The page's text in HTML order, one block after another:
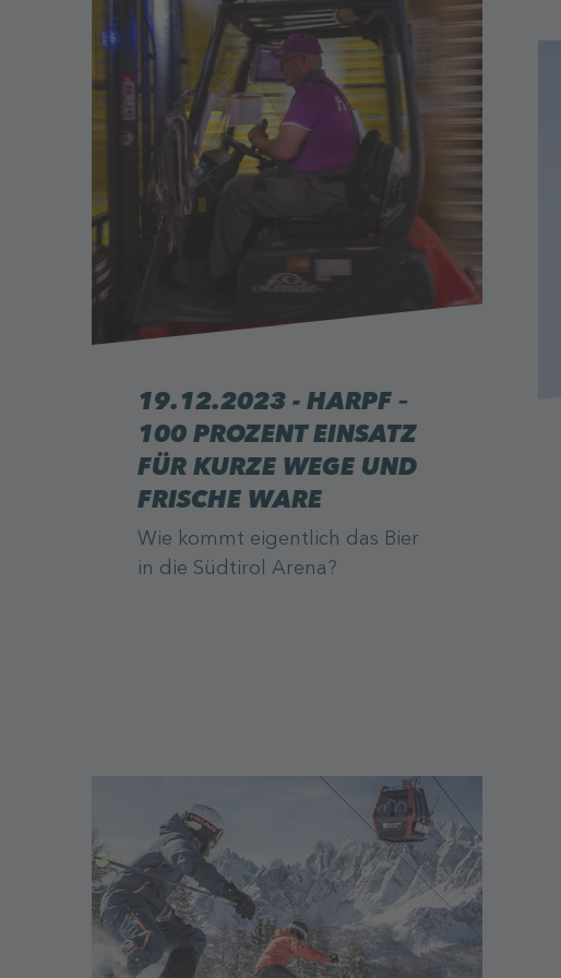
19.12.2023 - HARPF –
100 PROZENT EINSATZ
FÜR KURZE WEGE UND
FRISCHE WARE
Wie kommt eigentlich das Bier
in die Südtirol Arena?